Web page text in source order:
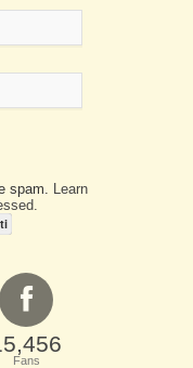
spam.
Learn
Fans